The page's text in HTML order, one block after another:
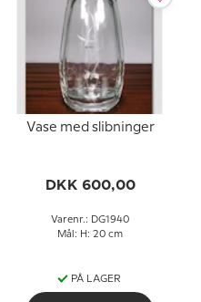
Vase med slibninger
DKK 600,00
Varenr.: DG1940
Mål: H: 20 cm
PÅ LAGER